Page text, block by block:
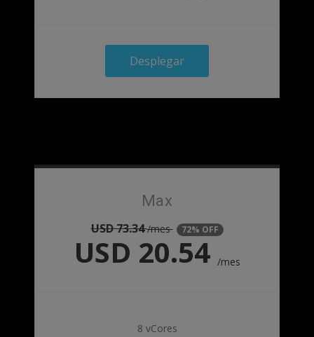
Desplegar
Max
USD73.34 /mes 72% OFF
USD 20.54 /mes
8 vCores